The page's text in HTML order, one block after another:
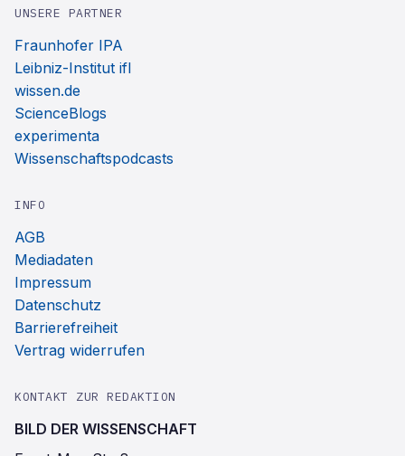
UNSERE PARTNER
Fraunhofer IPA
Leibniz-Institut ifl
wissen.de
ScienceBlogs
experimenta
Wissenschaftspodcasts
INFO
AGB
Mediadaten
Impressum
Datenschutz
Barrierefreiheit
Vertrag widerrufen
KONTAKT ZUR REDAKTION
BILD DER WISSENSCHAFT